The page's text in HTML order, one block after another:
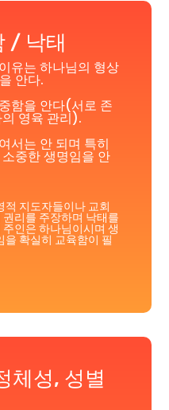
/ 낙태
유는 하나님의 형상
안다.
함을 안다(서로 존
영육 관리).
서는 안 되며 특히
중한 생명임을 안
지도자들이나 교회
리를 주장하며 낙태를
인은 하나님이시며 생
을 확실히 교육함이 필
체성, 성별